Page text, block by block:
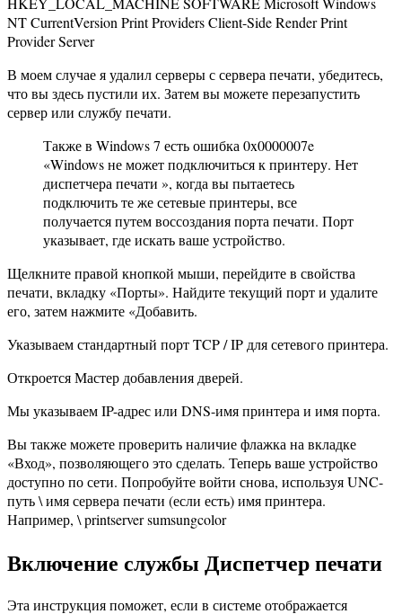
NT CurrentVersion Print Providers Client-Side Render Print
Provider Server
В моем случае я удалил серверы с сервера печати, убедитесь,
что вы здесь пустили их. Затем вы можете перезапустить
сервер или службу печати.
Также в Windows 7 есть ошибка 0x0000007e
«Windows не может подключиться к принтеру. Нет
диспетчера печати », когда вы пытаетесь
подключить те же сетевые принтеры, все
получается путем воссоздания порта печати. ​​Порт
указывает, где искать ваше устройство.
Щелкните правой кнопкой мыши, перейдите в свойства
печати, вкладку «Порты». Найдите текущий порт и удалите
его, затем нажмите «Добавить.
Указываем стандартный порт TCP / IP для сетевого принтера.
Откроется Мастер добавления дверей.
Мы указываем IP-адрес или DNS-имя принтера и имя порта.
Вы также можете проверить наличие флажка на вкладке
«Вход», позволяющего это сделать. Теперь ваше устройство
доступно по сети. Попробуйте войти снова, используя UNC-
путь \ имя сервера печати (если есть) имя принтера.
Например, \ printserver sumsungcolor
Включение службы Диспетчер печати
Эта инструкция поможет, если в системе отображается